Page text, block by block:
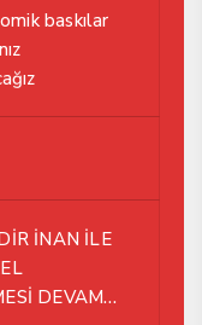
baskılar
İNAN İLE
DEVAM